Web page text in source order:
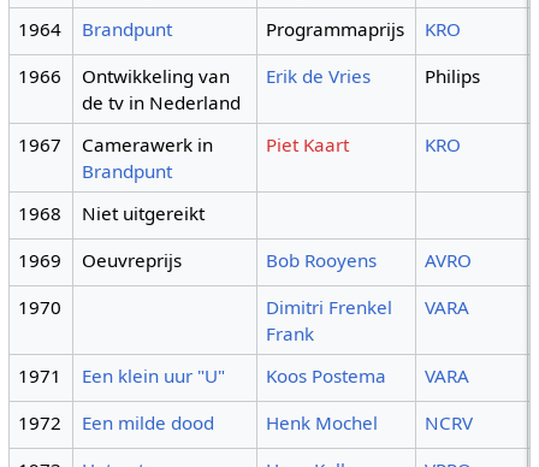
1964 Brandpunt Programmaprijs
KRO
1966
Ontwikkeling van
de tv in Nederland
Erik de Vries Philips
1967
Camerawerk in
Brandpunt
Piet Kaart KRO
1968
Niet uitgereikt
1969
Oeuvreprijs Bob Rooyens
AVRO
1970
Dimitri Frenkel
Frank
VARA
1971 Een klein uur "U" Koos Postema
VARA
1972
Een milde dood Henk Mochel
NCRV